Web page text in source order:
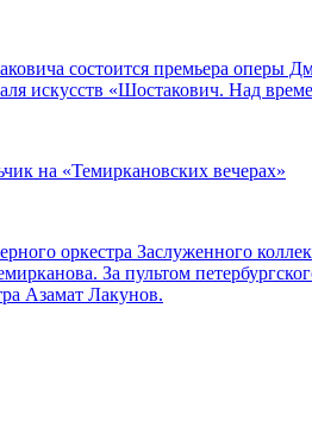
состоится премьера
искусств «Шостакович. Над
на «Темиркановских вечерах»
оркестра Заслуженного
За пультом
Азамат Лакунов.